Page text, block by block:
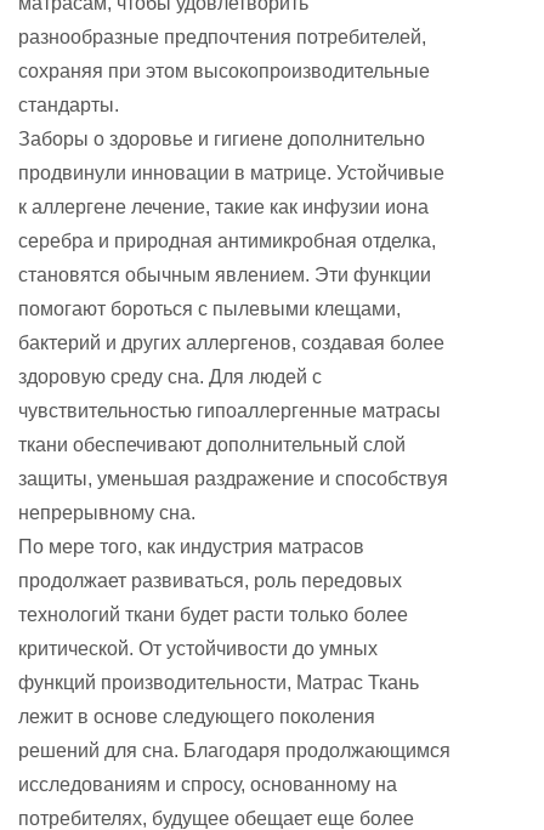
разнообразные предпочтения потребителей,
сохраняя при этом высокопроизводительные
стандарты.
Заборы о здоровье и гигиене дополнительно
продвинули инновации в матрице. Устойчивые
к аллергене лечение, такие как инфузии иона
серебра и природная антимикробная отделка,
становятся обычным явлением. Эти функции
помогают бороться с пылевыми клещами,
бактерий и других аллергенов, создавая более
здоровую среду сна. Для людей с
чувствительностью гипоаллергенные матрасы
ткани обеспечивают дополнительный слой
защиты, уменьшая раздражение и способствуя
непрерывному сна.
По мере того, как индустрия матрасов
продолжает развиваться, роль передовых
технологий ткани будет расти только более
критической. От устойчивости до умных
функций производительности, Матрас Ткань
лежит в основе следующего поколения
решений для сна. Благодаря продолжающимся
исследованиям и спросу, основанному на
потребителях, будущее обещает еще более